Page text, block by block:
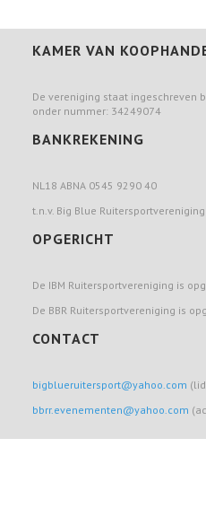
KAMER VAN
De vereniging staat ingeschreven
onder nummer: 34249074
BANKREKENING
NL18 ABNA 0545 9290 40
t.n.v. Big Blue
OPGERICHT
De IBM Ruitersportvereniging is
De BBR Ruitersportvereniging is
CONTACT
bigblueruitersport@yahoo.com
bbrr.evenementen@yahoo.com